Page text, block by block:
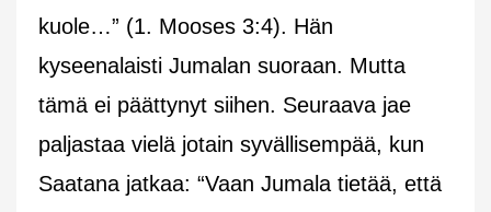
kuole…” (1. Mooses 3:4). Hän
kyseenalaisti Jumalan suoraan. Mutta
tämä ei päättynyt siihen. Seuraava jae
paljastaa vielä jotain syvällisempää, kun
Saatana jatkaa: “Vaan Jumala tietää, että